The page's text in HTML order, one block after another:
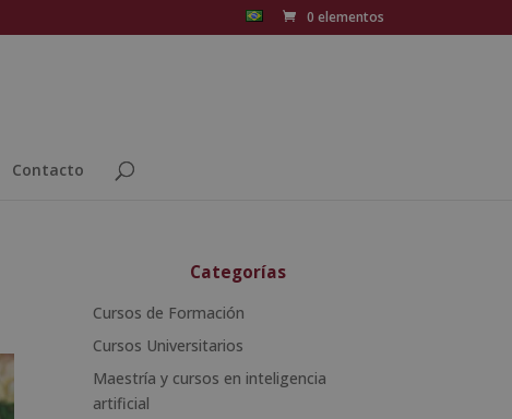
0 elementos
Contacto
Categorías
Cursos de Formación
Cursos Universitarios
Maestría y cursos en inteligencia
artificial